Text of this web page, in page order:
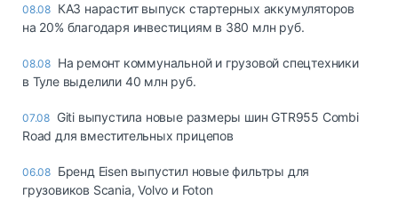
08.08 КАЗ нарастит выпуск стартерных аккумуляторов
на 20% благодаря инвестициям в 380 млн руб.
08.08 На ремонт коммунальной и грузовой спецтехники
в Туле выделили 40 млн руб.
07.08 Giti выпустила новые размеры шин GTR955 Combi
Road для вместительных прицепов
06.08 Бренд Eisen выпустил новые фильтры для
грузовиков Scania, Volvo и Foton